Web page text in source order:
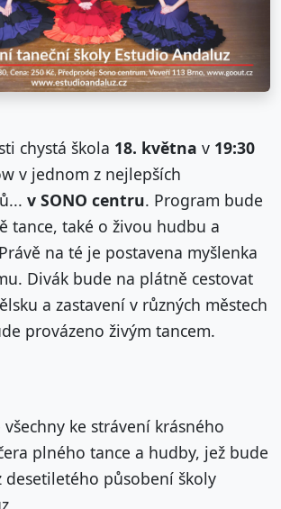
chystá škola 18. května v 19:30
v jednom z nejlepších
v SONO centru. Program bude
tance, také o živou hudbu a
na té je postavena myšlenka
Divák bude na plátně cestovat
a zastavení v různých městech
provázeno živým tancem.
všechny ke strávení krásného
plného tance a hudby, jež bude
působení školy